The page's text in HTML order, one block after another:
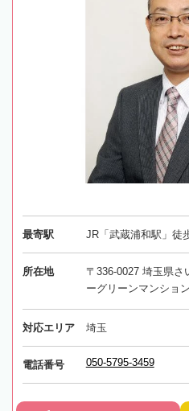
最寄駅 JR「武蔵浦和駅」徒
所在地
〒336-0027 埼玉県
ーグリーンマンショ
対応エリア 埼玉
電話番号 050-5795-3459